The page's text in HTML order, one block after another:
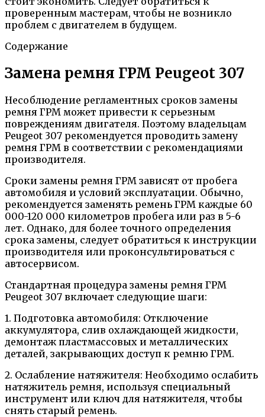
проверенным мастерам, чтобы не возникло
проблем с двигателем в будущем.
Содержание
Замена ремня ГРМ Peugeot 307
Несоблюдение регламентных сроков замены
ремня ГРМ может привести к серьезным
повреждениям двигателя. Поэтому владельцам
Peugeot 307 рекомендуется проводить замену
ремня ГРМ в соответствии с рекомендациями
производителя.
Сроки замены ремня ГРМ зависят от пробега
автомобиля и условий эксплуатации. Обычно,
рекомендуется заменять ремень ГРМ каждые 60
000-120 000 километров пробега или раз в 5-6
лет. Однако, для более точного определения
срока замены, следует обратиться к инструкции
производителя или проконсультироваться с
автосервисом.
Стандартная процедура замены ремня ГРМ
Peugeot 307 включает следующие шаги:
1. Подготовка автомобиля: Отключение
аккумулятора, слив охлаждающей жидкости,
демонтаж пластмассовых и металлических
деталей, закрывающих доступ к ремню ГРМ.
2. Ослабление натяжителя: Необходимо ослабить
натяжитель ремня, используя специальный
инструмент или ключ для натяжителя, чтобы
снять старый ремень.